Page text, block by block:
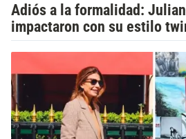
Adiós a la formalidad:
impactaron con su estilo